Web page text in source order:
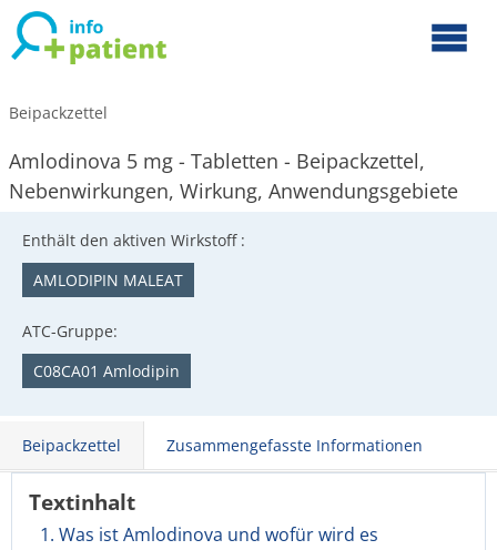
Beipackzettel
Amlodinova 5 mg - Tabletten - Beipackzettel,
Nebenwirkungen, Wirkung, Anwendungsgebiete
Enthält den aktiven Wirkstoff :
AMLODIPIN MALEAT
ATC-Gruppe:
C08CA01 Amlodipin
Beipackzettel Zusammengefasste Informationen
Textinhalt
1. Was ist Amlodinova und wofür wird es